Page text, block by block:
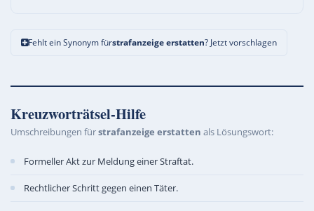
Fehlt ein Synonym fürstrafanzeige erstatten? Jetzt vorschlagen
Kreuzworträtsel-Hilfe
Umschreibungen fürstrafanzeige erstatten als Lösungswort:
Formeller Akt zur Meldung einer Straftat.
Rechtlicher Schritt gegen einen Täter.